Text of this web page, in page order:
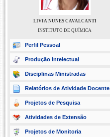
LIVIA NUNES CAVALCANTI
INSTITUTO DE QUÍMICA
Perfil Pessoal
Produção Intelectual
Disciplinas Ministradas
Relatórios de Atividade Docente
Projetos de Pesquisa
Atividades de Extensão
Projetos de Monitoria